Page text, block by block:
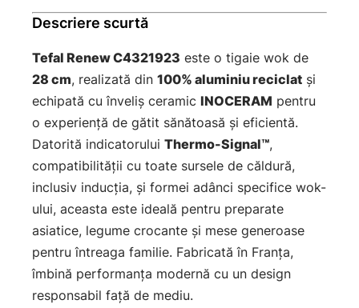
Descriere scurtă
Tefal Renew C4321923 este o tigaie wok de
28 cm, realizată din 100% aluminiu reciclat și
echipată cu înveliș ceramic INOCERAM pentru
o experiență de gătit sănătoasă și eficientă.
Datorită indicatorului Thermo-Signal™,
compatibilității cu toate sursele de căldură,
inclusiv inducția, și formei adânci specifice wok-
ului, aceasta este ideală pentru preparate
asiatice, legume crocante și mese generoase
pentru întreaga familie. Fabricată în Franța,
îmbină performanța modernă cu un design
responsabil față de mediu.